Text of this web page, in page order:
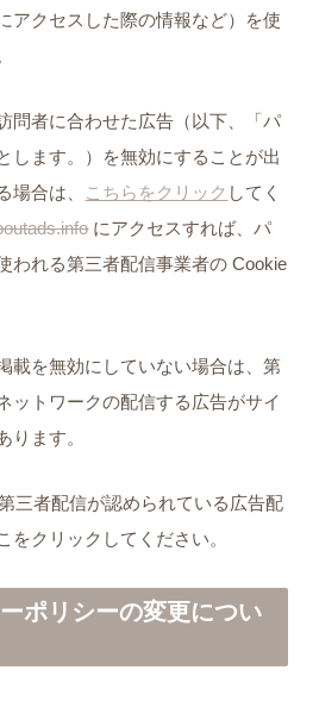
アクセスした際の情報など）を使
問者に合わせた広告（以下、「パ
します。）を無効にすることが出
場合は、 こちらをクリック してく
にアクセスすれば、パ
われる第三者配信事業者の Cookie
載を無効にしていない場合は、第
ットワークの配信する広告がサイ
ります。
三者配信が認められている広告配
をクリックしてください。
ポリシーの変更につい